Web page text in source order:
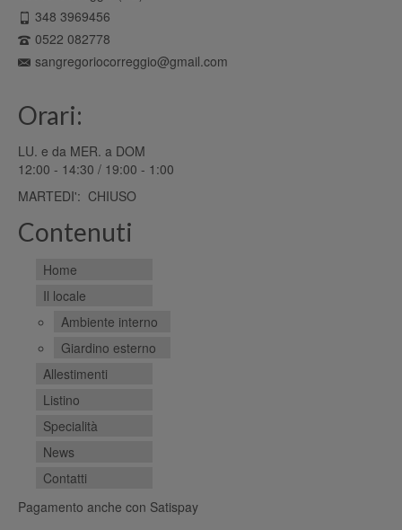
348 3969456
0522 082778
sangregoriocorreggio@gmail.com
Orari:
LU. e da MER. a DOM
12:00 - 14:30 / 19:00 - 1:00
MARTEDI': CHIUSO
Contenuti
Home
Il locale
Ambiente interno
Giardino esterno
Allestimenti
Listino
Specialità
News
Contatti
Pagamento anche con Satispay